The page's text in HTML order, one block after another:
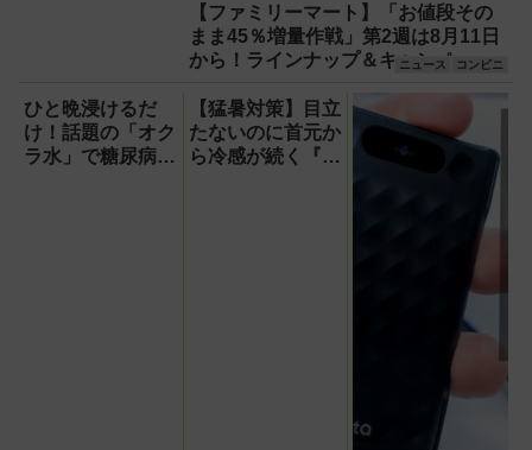
【ファミリーマート】「お値段その
まま45％増量作戦」第2週は8月11日
から！ラインナップ＆キャンペーン
まとめ
ニュース コンビニ
ひと晩浸けるだ
け！話題の「オク
ラ水」で糖尿病・
【猛暑対策】目立
たないのに首元か
ら冷感が続く『レ